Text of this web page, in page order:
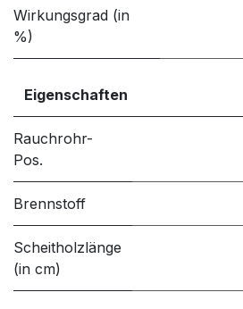
Wirkungsgrad (in
%)
Eigenschaften
Rauchrohr-
Pos.
Brennstoff
Scheitholzlänge
(in cm)